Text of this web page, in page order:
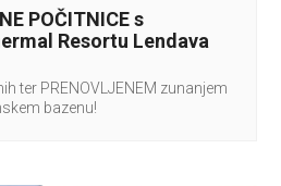
POČITNICE s
Resortu Lendava
ter PRENOVLJENEM zunanjem
bazenu!